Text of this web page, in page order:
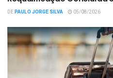
DEPAULO JORGE SILVA 05/08/2026